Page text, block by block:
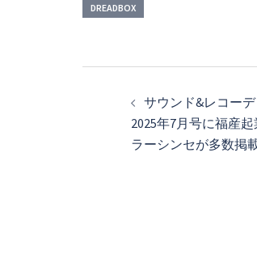
DREADBOX
サウンド&レコー
2025年7月号に福産
ラーシンセが多数掲